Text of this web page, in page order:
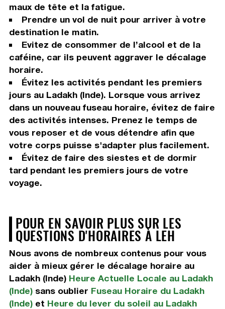
maux de tête et la fatigue.
Prendre un vol de nuit pour arriver à votre
destination le matin.
Evitez de consommer de l’alcool et de la
caféine, car ils peuvent aggraver le décalage
horaire.
Évitez les activités pendant les premiers
jours au Ladakh (Inde). Lorsque vous arrivez
dans un nouveau fuseau horaire, évitez de faire
des activités intenses. Prenez le temps de
vous reposer et de vous détendre afin que
votre corps puisse s'adapter plus facilement.
Évitez de faire des siestes et de dormir
tard pendant les premiers jours de votre
voyage.
POUR EN SAVOIR PLUS SUR LES
QUESTIONS D'HORAIRES À LEH
Nous avons de nombreux contenus pour vous
aider à mieux gérer le décalage horaire au
Ladakh (Inde) Heure Actuelle Locale au Ladakh
(Inde)sans oublier Fuseau Horaire du Ladakh
(Inde)et Heure du lever du soleil au Ladakh